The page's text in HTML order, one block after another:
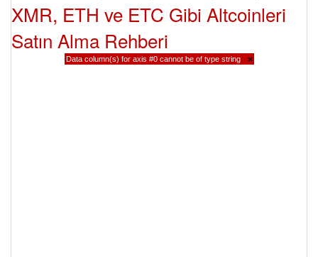
XMR, ETH ve ETC Gibi Altcoinleri
Satın Alma Rehberi
Data column(s) for axis #0 cannot be of type string ×